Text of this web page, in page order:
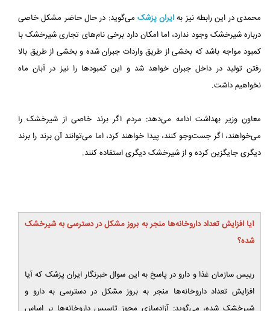
محمدی در این رابطه نیز به ایران پزشک می‌گوید: در حال حاضر مشکل خاصی
درباره شیرخشک وجود ندارد، اما امکان دارد برخی نام‌های تجاری شیرخشک با
کمبود مواجه باشد که بخشی از طریق واردات جبران شده و بخشی از طریق بالا
رفتن تولید در داخل جبران خواهد شد و این کمبودها را نیز در آبان ماه
نخواهیم داشت.
معاون وزیر بهداشت ادامه می‌دهد: مردم اگر برند خاصی از شیرخشک را
می‌خواهند، اگر جست‌وجو کنند، پیدا خواهند کرد، اما می‌توانند آن برند را برند
دیگری جایگزین کرده و از شیرخشک دیگری استفاده کنند.
آیا افزایش تعداد داروخانه‌ها منجر به بروز مشکل در دسترسی به شیرخشک
شده؟
رییس سازمان غذا و دارو در پاسخ به این سوال خبرنگار ایران پزشک که آیا
افزایش تعداد داروخانه‌ها منجر به بروز مشکل در دسترسی به دارو و
شیرخشک شده، می‌گوید: آزادسازی مجوز تاسیس داروخانه‌ها بر اساس